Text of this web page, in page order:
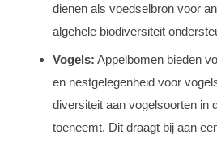
dienen als voedselbron voor
algehele biodiversiteit
Vogels: Appelbomen bieden
en nestgelegenheid voor
diversiteit aan vogelsoorten in
toeneemt. Dit draagt bij aan